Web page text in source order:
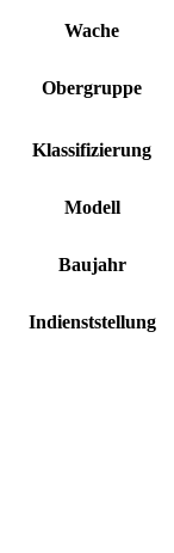
Wache
Obergruppe
Klassifizierung
Modell
Baujahr
Indienststellung